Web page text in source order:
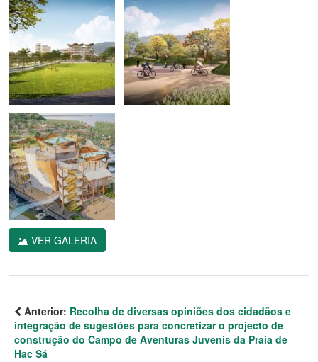
VER GALERIA
Anterior: Recolha de diversas opiniões dos cidadãos e
integração de sugestões para concretizar o projecto de
construção do Campo de Aventuras Juvenis da Praia de
Hac Sá